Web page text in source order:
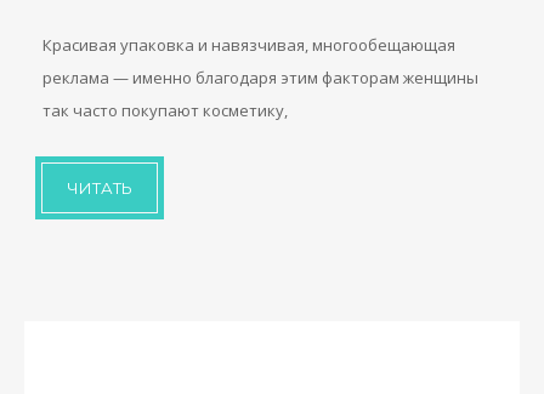
Красивая упаковка и навязчивая, многообещающая
реклама — именно благодаря этим факторам женщины
так часто покупают косметику,
ЧИТАТЬ